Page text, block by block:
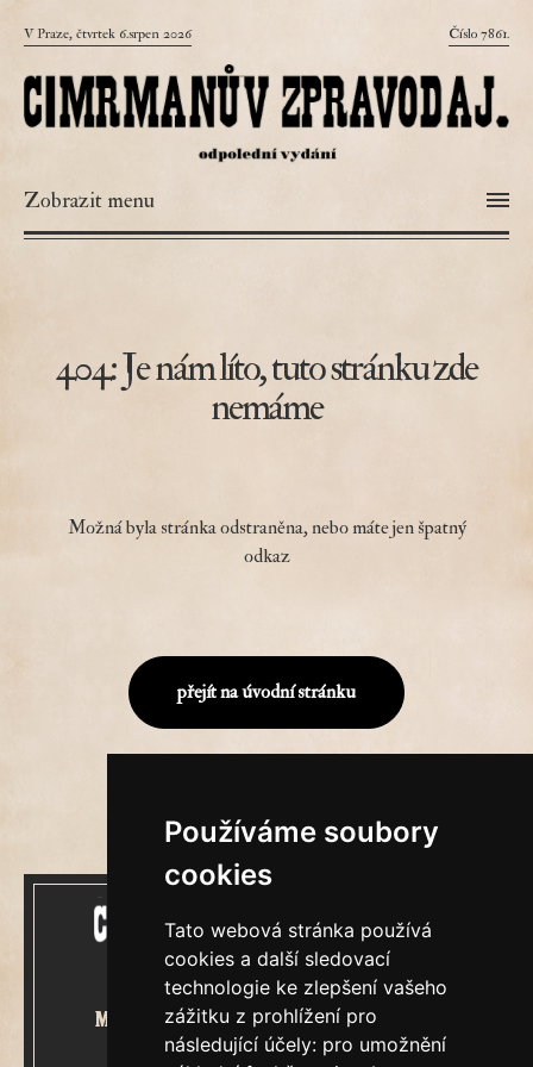
Používáme soubory
cookies
Tato webová stránka používá
cookies a další sledovací
technologie ke zlepšení vašeho
zážitku z prohlížení pro
následující účely: pro umožnění
V Praze, čtvrtek 6.srpen 2026 Číslo 7861.
Zobrazit menu
404: Je nám líto, tuto stránku zde
nemáme
Možná byla stránka odstraněna, nebo máte jen špatný
odkaz
přejít na úvodní stránku
Mecenášem Cimrmanova Zpravodaje
je společnost